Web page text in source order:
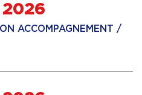
ACCOMPAGNEMENT /